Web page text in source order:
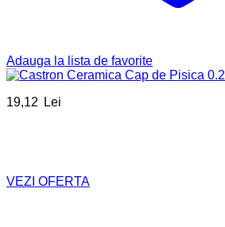
Adauga la lista de favorite
19,12 Lei
VEZI OFERTA